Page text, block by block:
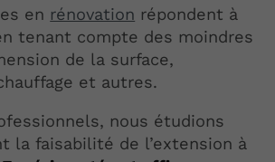
en rénovation répondent à
tenant compte des moindres
de la surface,
et autres.
nous étudions
la faisabilité de l’extension à